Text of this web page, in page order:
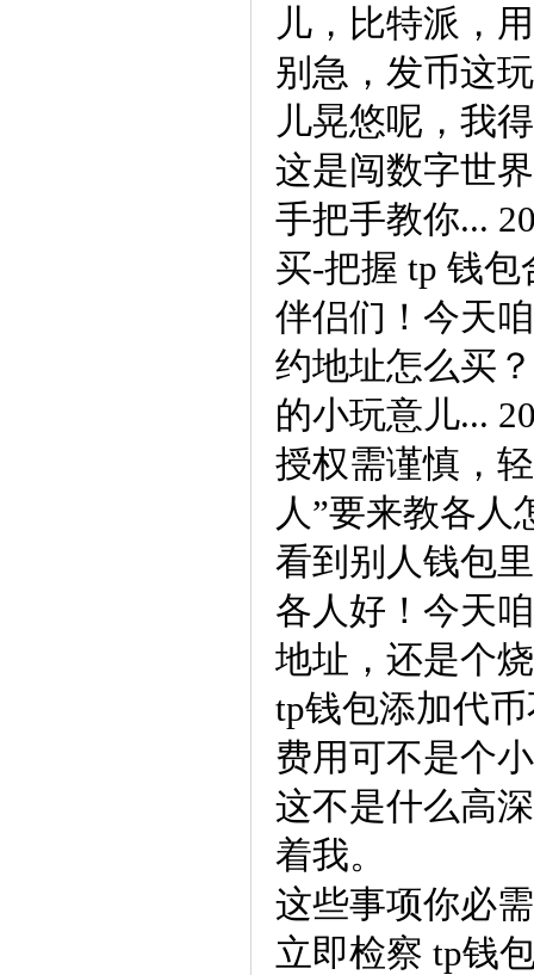
儿，比特派，
别急，发币这
儿晃悠呢，我
这是闯数字世
手把手教你...
买-把握 tp 钱
伴侣们！今天
约地址怎么买
的小玩意儿...
授权需谨慎，
人”要来教各人
看到别人钱包
各人好！今天
地址，还是个
tp钱包添加代
费用可不是个
这不是什么高
着我。
这些事项你必
立即检察 tp钱